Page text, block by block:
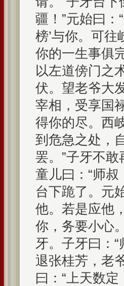
疆！”元始曰：
榜’与你。可往
你的一生事俱
以左道傍门之
伏。望老爷大
宰相，受享国
得你的尽。西
到危急之处，
罢。”子牙不
童儿曰：“师
台下跪了。元
他。若是应他
你，务要小心
牙。子牙曰：
退张桂芳，老
曰：“上天数